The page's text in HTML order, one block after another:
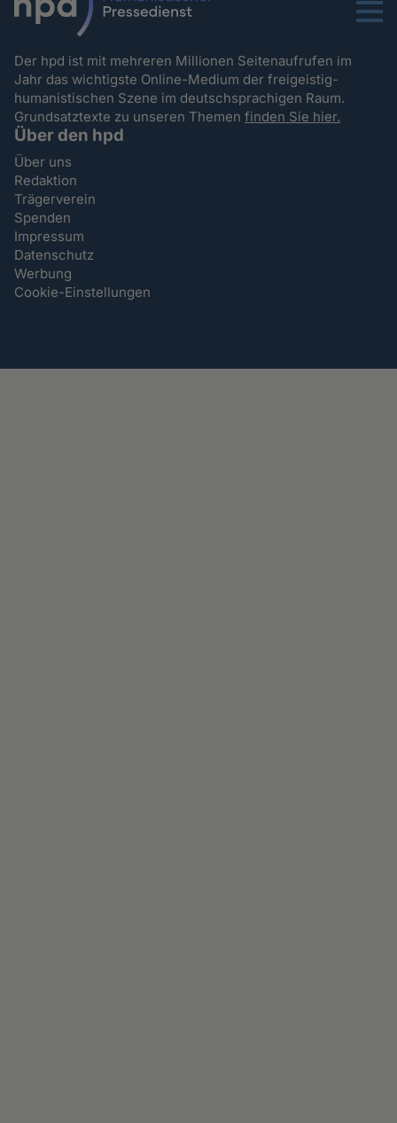
Menu
Der hpd ist mit mehreren Millionen Seitenaufrufen im
Jahr das wichtigste Online-Medium der freigeistig-
humanistischen Szene im deutschsprachigen Raum.
Grundsatztexte zu unseren Themenfinden Sie hier.
Über den hpd
Über uns
Redaktion
Trägerverein
Spenden
Impressum
Datenschutz
Werbung
Cookie-Einstellungen